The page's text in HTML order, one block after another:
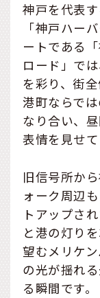
神戸を代表
「神戸ハー
ートである
ロード」で
を彩り、街
港町ならで
なり合い、
表情を見せて
旧信号所か
ォーク周辺
トアップさ
と港の灯り
望むメリケ
の光が揺れ
る瞬間です。